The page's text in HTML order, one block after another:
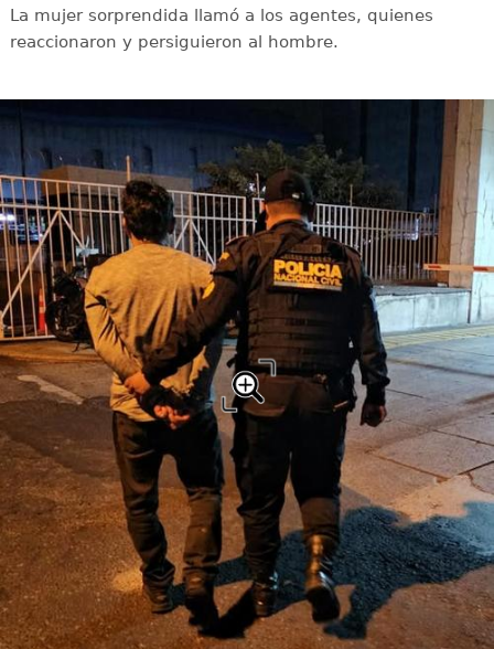
La mujer sorprendida llamó a los agentes, quienes
reaccionaron y persiguieron al hombre.